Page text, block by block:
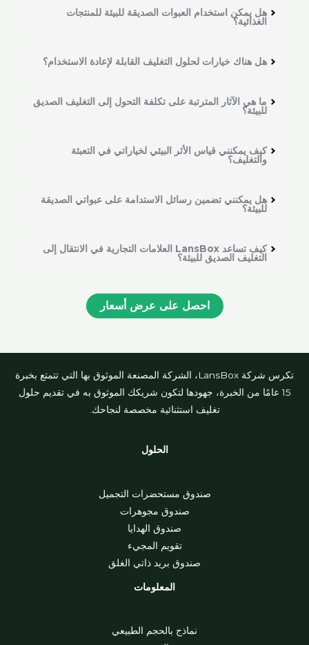
هل يمكن استخدام العبوات الصديقة للبيئة للمنتجات
الغذائية؟
هل هناك خيارات لحلول التغليف القابلة لإعادة الاستخدام؟
ما هي الآثار المترتبة على تكلفة التحول إلى التغليف الصديق
للبيئة؟
كيف يمكنني قياس الأثر البيئي لخياراتي في التعبئة
والتغليف؟
هل يمكنني تضمين رسائل الاستدامة على عبواتي الصديقة
للبيئة؟
كيف تساعد LansBox العلامات التجارية في الانتقال إلى
التغليف الصديق للبيئة؟
احصل على عرض أسعار
تكرس شركة LansBox، الشركة المصنعة الموثوق بها التي تتمتع بخبرة
15 عامًا من الخبرة، جهودها لتكون شريكك الموثوق به في تقديم حلول
تغليف استثنائية مخصصة لنجاحك.
الحلول
صندوق مستحضرات التجميل
صندوق مجوهرات
صندوق الهدايا
تقويم المجيء
صندوق بريد ذاتي الغلق
المعلومات
نماذج بالحجم الطبيعي